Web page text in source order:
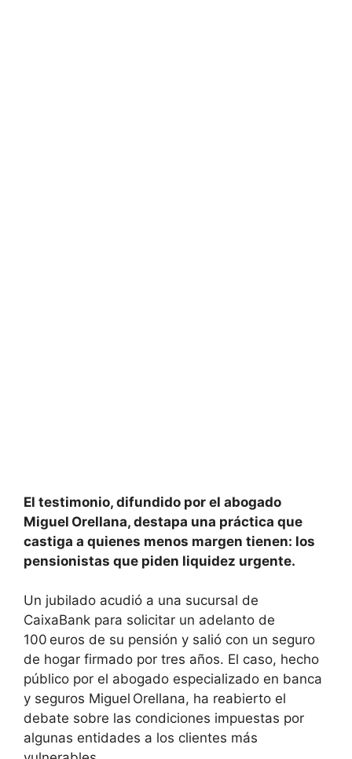
El testimonio, difundido por el abogado
Miguel Orellana, destapa una práctica que
castiga a quienes menos margen tienen: los
pensionistas que piden liquidez urgente.
Un jubilado acudió a una sucursal de
CaixaBank para solicitar un adelanto de
100 euros de su pensión y salió con un seguro
de hogar firmado por tres años. El caso, hecho
público por el abogado especializado en banca
y seguros Miguel Orellana, ha reabierto el
debate sobre las condiciones impuestas por
algunas entidades a los clientes más